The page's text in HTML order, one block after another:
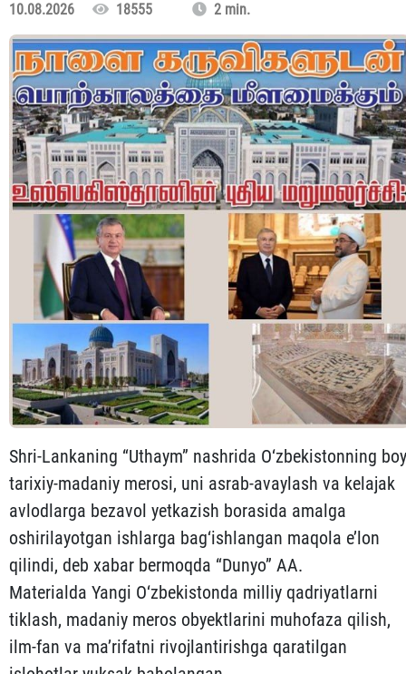
10.08.2026 18555 2 min.
Shri-Lankaning “Uthaym” nashrida O‘zbekistonning boy
tarixiy-madaniy merosi, uni asrab-avaylash va kelajak
avlodlarga bezavol yetkazish borasida amalga
oshirilayotgan ishlarga bag‘ishlangan maqola e’lon
qilindi, deb xabar bermoqda “Dunyo” AA.
Materialda Yangi O‘zbekistonda milliy qadriyatlarni
tiklash, madaniy meros obyektlarini muhofaza qilish,
ilm-fan va ma’rifatni rivojlantirishga qaratilgan